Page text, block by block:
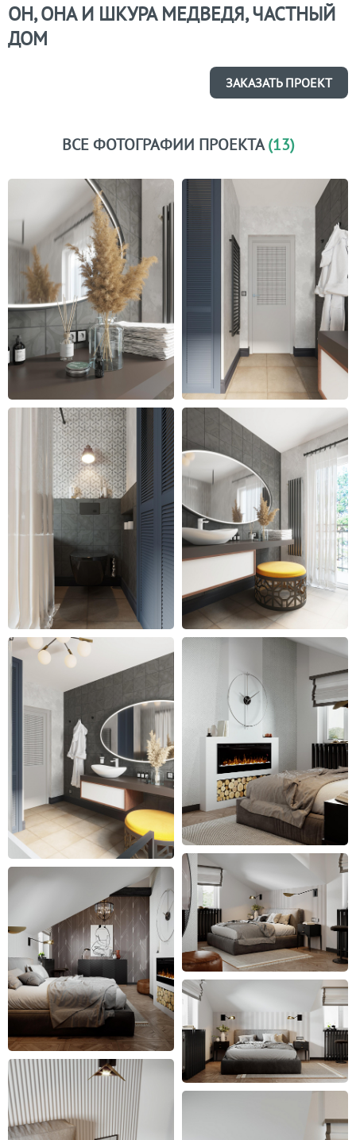
ОН, ОНА И ШКУРА МЕДВЕДЯ, ЧАСТНЫЙ
ДОМ
ЗАКАЗАТЬ ПРОЕКТ
ВСЕ ФОТОГРАФИИ ПРОЕКТА(13)